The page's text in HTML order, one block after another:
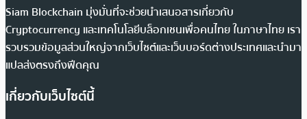
Siam Blockchain มุ่งมั่นที่จะช่วยนำเสนอสารเกี่ยวกับ
Cryptocurrency และเทคโนโลยีบล็อกเชนเพื่อคนไทย ในภาษาไทย เรา
รวบรวมข้อมูลส่วนใหญ่จากเว็บไซต์และเว็บบอร์ดต่างประเทศและนำมา
แปลส่งตรงถึงฟีดคุณ
เกี่ยวกับเว็บไซต์นี้